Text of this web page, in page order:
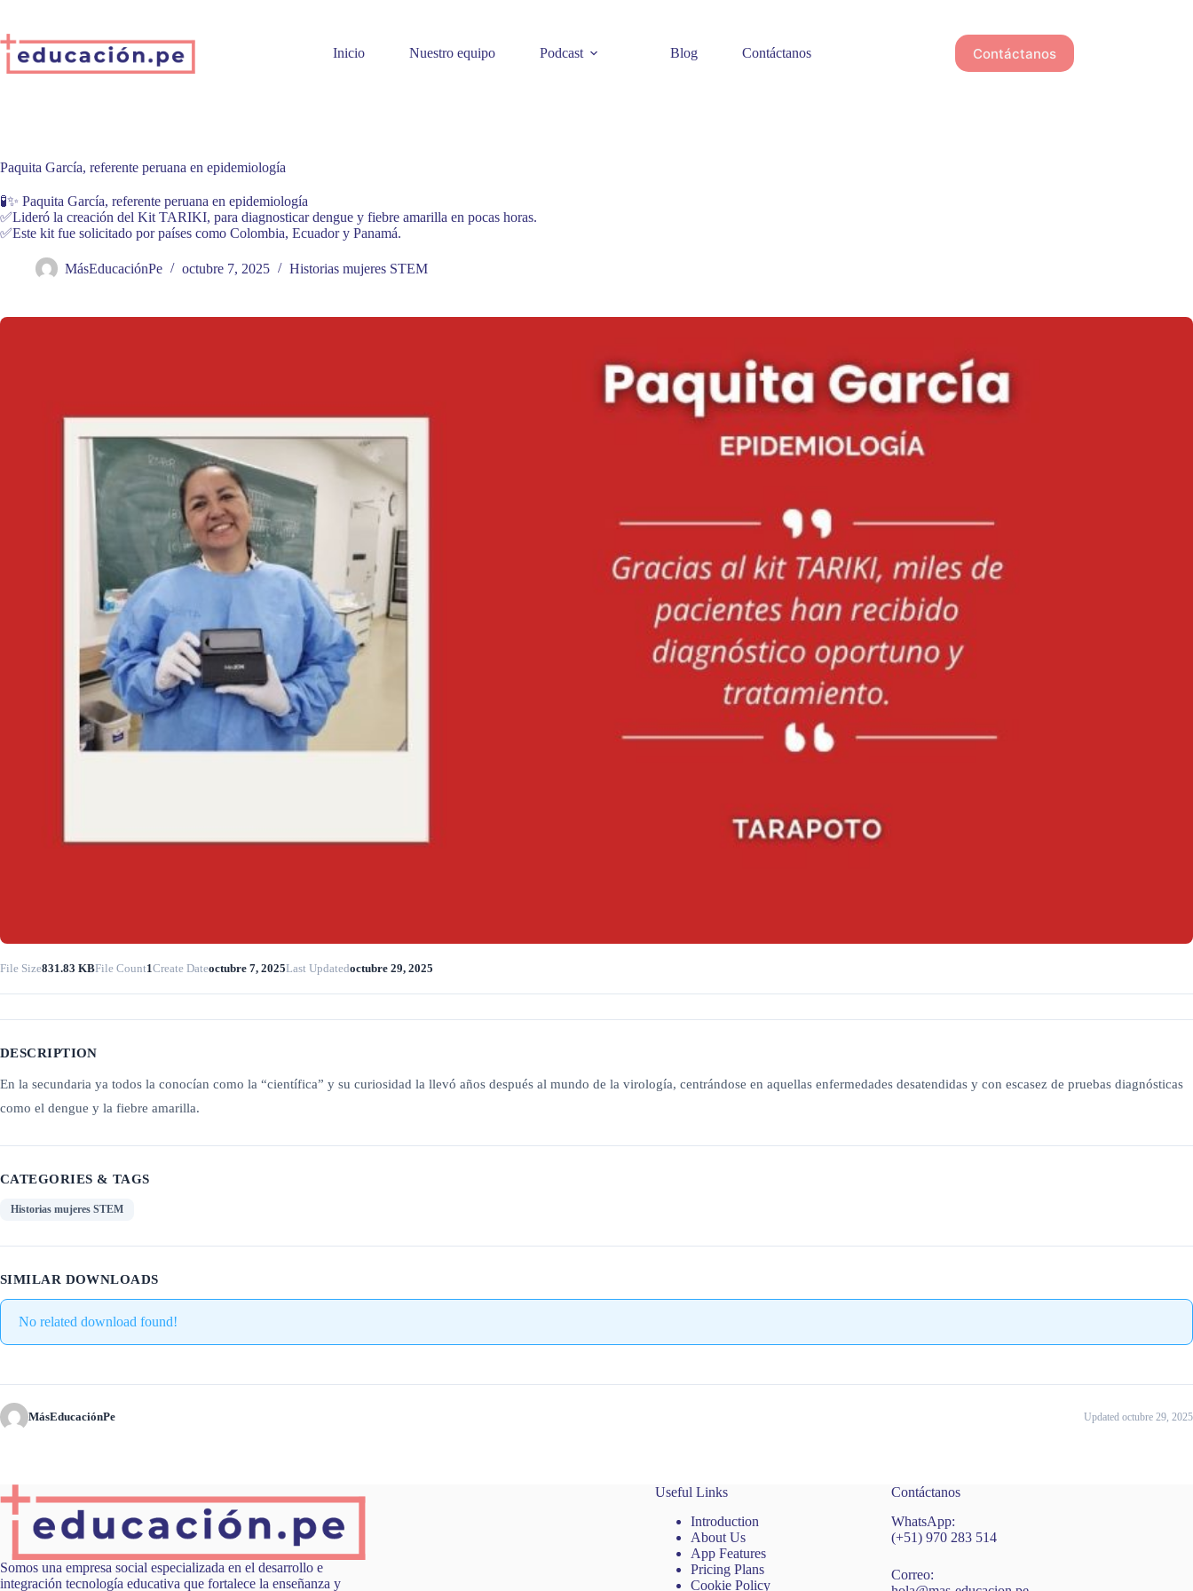
content
Inicio
Nuestro equipo Podcast Blog Contáctanos Contáctanos
Paquita García, referente peruana en epidemiología
🧪✨ Paquita García, referente peruana en epidemiología
✅Lideró la creación del Kit TARIKI, para diagnosticar dengue y fiebre amarilla en pocas horas.
✅Este kit fue solicitado por países como Colombia, Ecuador y Panamá.
MásEducaciónPe octubre 7, 2025 Historias mujeres STEM
File Size831.83 KBFile Count1Create Dateoctubre 7, 2025Last Updatedoctubre 29, 2025
DESCRIPTION
En la secundaria ya todos la conocían como la “científica” y su curiosidad la llevó años después al mundo de la virología, centrándose en aquellas enfermedades desatendidas y con escasez de pruebas diagnósticas
como el dengue y la fiebre amarilla.
CATEGORIES & TAGS
Historias mujeres STEM
SIMILAR DOWNLOADS
No related download found!
MásEducaciónPe Updated octubre 29, 2025
Somos una empresa social especializada en el desarrollo e
integración tecnología educativa que fortalece la enseñanza y
Useful Links
Introduction
About Us
App Features
Pricing Plans
Cookie Policy
Contáctanos
WhatsApp:
(+51) 970 283 514
Correo: